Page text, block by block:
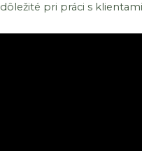
dôležité pri práci s